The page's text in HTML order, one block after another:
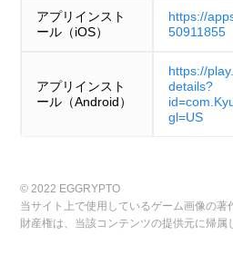
アプリインスト
ール（iOS）
https://
50911855
アプリインスト
ール（Android）
https://
details?
gl=US
© 2022 EGGRYPTO
当サイト上で使用しているゲーム画像の著
財産権は、当該コンテンツの提供元に帰属